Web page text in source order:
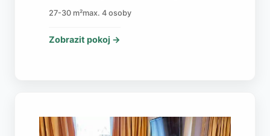
27-30 m²max. 4 osoby
Zobrazit pokoj →